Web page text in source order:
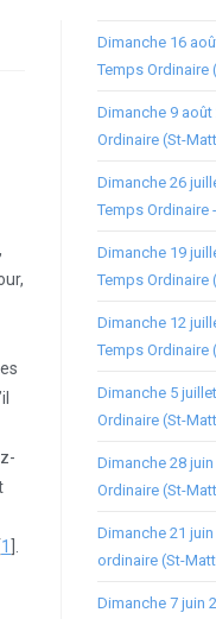
1
Dimanche 16
Temps Ordinaire
Dimanche 9
Ordinaire (St-
Dimanche 26
Temps Ordinaire
Dimanche 19
Temps Ordinaire
Dimanche 12
Temps Ordinaire
Dimanche 5
Ordinaire (St-
Dimanche 28
Ordinaire (St-
Dimanche 21
ordinaire (St-
Dimanche 7 juin